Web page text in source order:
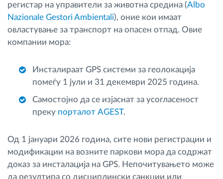
регистар на управители за животна средина (Albo
Nazionale Gestori Ambientali), оние кои имаат
овластување за транспорт на опасен отпад. Овие
компании мора:
Инсталираат GPS системи за геолокација
помеѓу 1 јули и 31 декември 2025 година.
Самостојно да се изјаснат за усогласеност
преку порталот AGEST.
Од 1 јануари 2026 година, сите нови регистрации и
модификации на возните паркови мора да содржат
доказ за инсталација на GPS. Непочитувањето може
да резултира со дисциплински санкции или